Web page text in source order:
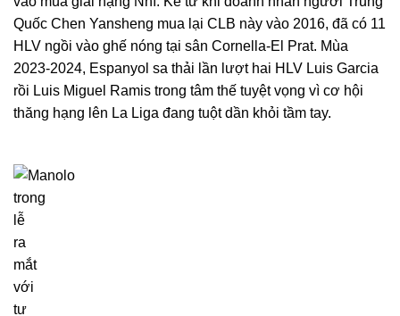
Quốc Chen Yansheng mua lại CLB này vào 2016, đã có 11
HLV ngồi vào ghế nóng tại sân Cornella-El Prat. Mùa
2023-2024, Espanyol sa thải lần lượt hai HLV Luis Garcia
rồi Luis Miguel Ramis trong tâm thế tuyệt vọng vì cơ hội
thăng hạng lên La Liga đang tuột dần khỏi tầm tay.